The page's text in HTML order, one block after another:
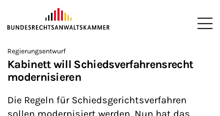
ZUM HAUPTINHALT SPRINGEN
Sie befinden sich hier:
>
Startseite
>
Newsroom
Regierungsentwurf
Kabinett will Schiedsverfahrensrecht
modernisieren
Die Regeln für Schiedsgerichtsverfahren